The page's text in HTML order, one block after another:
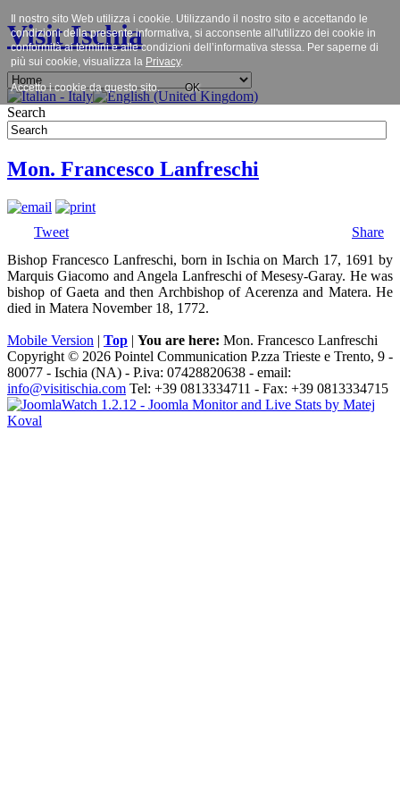
Visit Ischia
Search
Mon. Francesco Lanfreschi
Tweet
Share
Bishop Francesco Lanfreschi, born in Ischia on March 17, 1691 by
Marquis Giacomo and Angela Lanfreschi of Mesesy-Garay. He was
bishop of Gaeta and then Archbishop of Acerenza and Matera. He
died in Matera November 18, 1772.
Mobile Version | Top | You are here: Mon. Francesco Lanfreschi
Copyright © 2026 Pointel Communication P.zza Trieste e Trento, 9 -
80077 - Ischia (NA) - P.iva: 07428820638 - email:
info@visitischia.com Tel: +39 0813334711 - Fax: +39 0813334715
Il nostro sito Web utilizza i cookie. Utilizzando il nostro sito e accettando le
condizioni della presente informativa, si acconsente all'utilizzo dei cookie in
conformità ai termini e alle condizioni dell’informativa stessa. Per saperne di
più sui cookie, visualizza la Privacy.
Accetto i cookie da questo sito. OK